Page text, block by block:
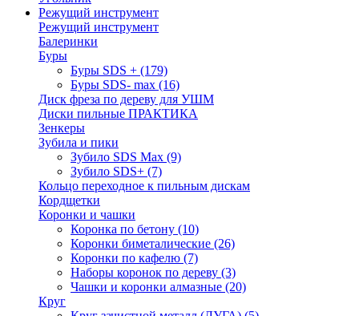
Режущий инструмент
Режущий инструмент
Балеринки
Буры
Буры SDS + (179)
Буры SDS- max (16)
Диск фреза по дереву для УШМ
Диски пильные ПРАКТИКА
Зенкеры
Зубила и пики
Зубило SDS Max (9)
Зубило SDS+ (7)
Кольцо переходное к пильным дискам
Кордщетки
Коронки и чашки
Коронка по бетону (10)
Коронки биметалические (26)
Коронки по кафелю (7)
Наборы коронок по дереву (3)
Чашки и коронки алмазные (20)
Круг